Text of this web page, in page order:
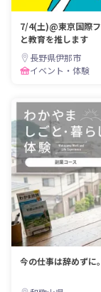
7/4(土)@東京国際
と教育を推します
長野県伊那市
イベント・体験
今の仕事は辞めずに